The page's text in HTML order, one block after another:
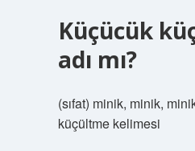
Küçücük
adı mı?
(sıfat) minik, minik,
küçültme kelimesi